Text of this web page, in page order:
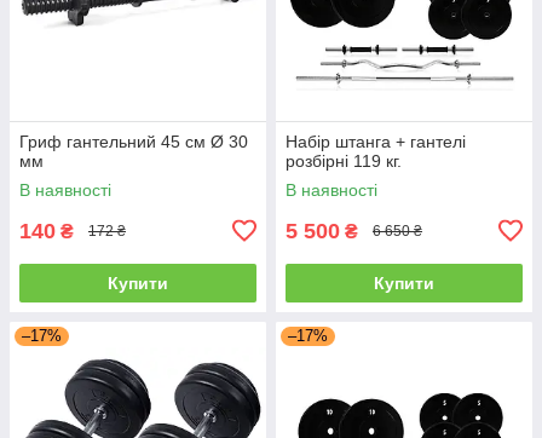
Гриф гантельний 45 см Ø 30
мм
В наявності
140 ₴ 172 ₴
Купити
Набір штанга + гантелі
розбірні 119 кг.
В наявності
5 500 ₴ 6 650 ₴
Купити
–17% –17%